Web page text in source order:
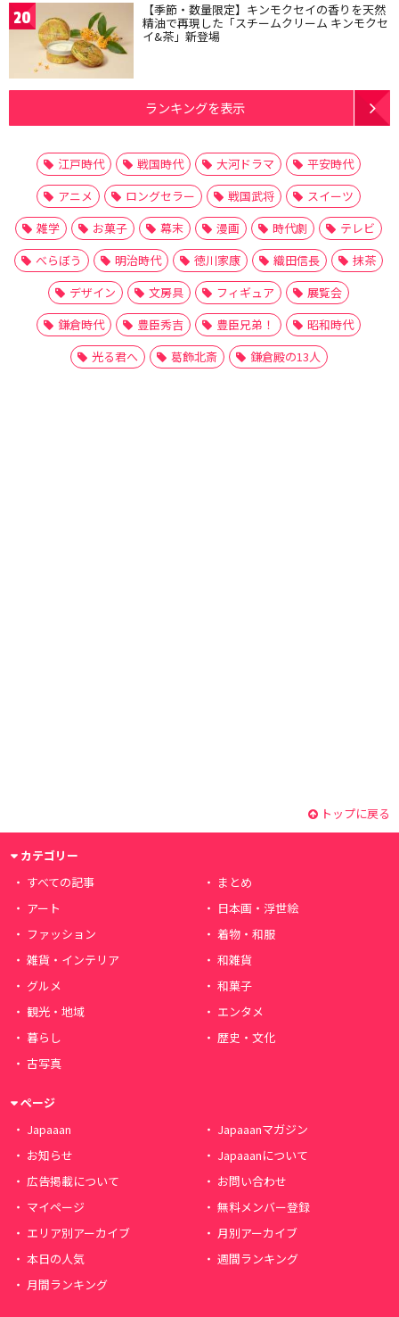
20 【季節・数量限定】キンモクセイの香りを天然
精油で再現した「スチームクリーム キンモクセ
イ&茶」新登場
ランキングを表示
江戸時代 戦国時代 大河ドラマ
平安時代
アニメ
ロングセラー 戦国武将
スイーツ
雑学
お菓子 幕末 漫画 時代劇
テレビ
べらぼう
明治時代 徳川家康 織田信長
抹茶
デザイン
文房具 フィギュア
展覧会
鎌倉時代
豊臣秀吉 豊臣兄弟！
昭和時代
光る君へ
葛飾北斎 鎌倉殿の13人
トップに戻る
カテゴリー
すべての記事
まとめ
アート
日本画・浮世絵
ファッション
着物・和服
雑貨・インテリア
和雑貨
グルメ
和菓子
観光・地域
エンタメ
暮らし
歴史・文化
古写真
ページ
Japaaan
Japaaanマガジン
お知らせ
Japaaanについて
広告掲載について
お問い合わせ
マイページ
無料メンバー登録
エリア別アーカイブ
月別アーカイブ
本日の人気
週間ランキング
月間ランキング